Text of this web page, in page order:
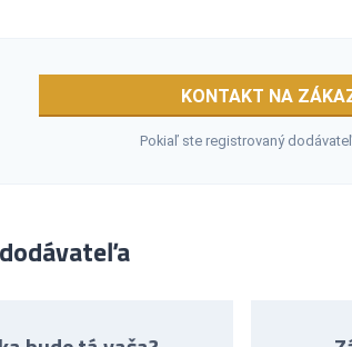
KONTAKT NA
Pokiaľ ste registrovaný